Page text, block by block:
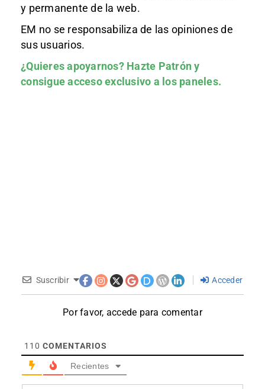
y permanente de la web.
EM no se responsabiliza de las opiniones de
sus usuarios.
¿Quieres apoyarnos? Hazte Patróny
consigue acceso exclusivo a los paneles.
Suscribir Acceder
Por favor, accede para comentar
110 COMENTARIOS
Recientes